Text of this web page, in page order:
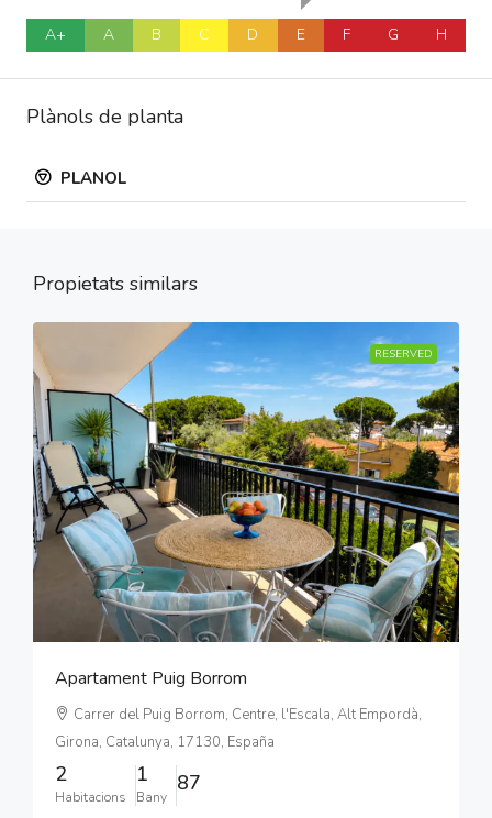
A+ A B C D E F G H
Plànols de planta
PLANOL
Propietats similars
RESERVED
Apartament Puig Borrom
Carrer del Puig Borrom, Centre, l'Escala, Alt Empordà,
Girona, Catalunya, 17130, España
2
Habitacions
1
Bany
87